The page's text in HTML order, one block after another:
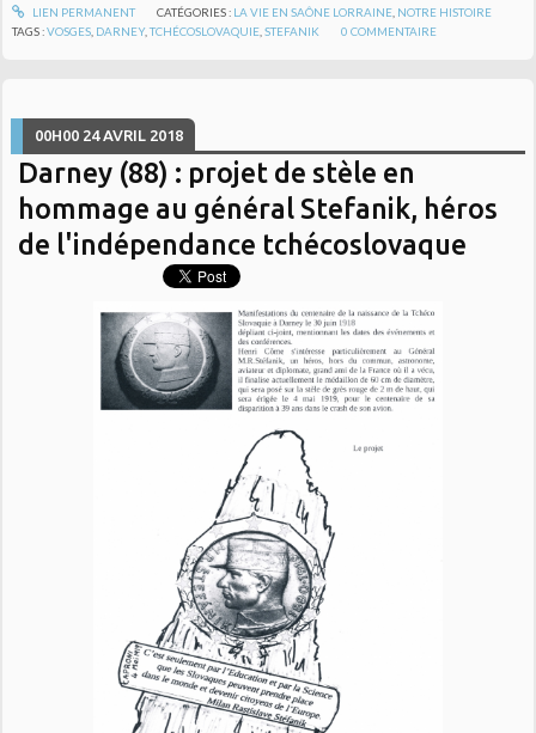
LIEN PERMANENT CATÉGORIES : LA VIE EN SAÔNE LORRAINE, NOTRE HISTOIRE
TAGS :VOSGES DARNEY,TCHÉCOSLOVAQUIE ,STEFANIK 0 COMMENTAIRE
00H00 24 AVRIL 2018
Darney (88) : projet de stèle en
hommage au général Stefanik, héros
de l'indépendance tchécoslovaque